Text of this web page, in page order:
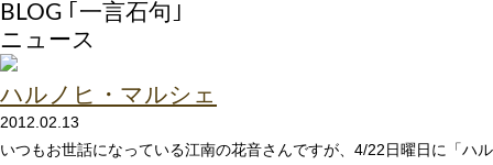
BLOG ｢一言石句｣
ニュース
ハルノヒ・マルシェ
2012.02.13
いつもお世話になっている江南の花音さんですが、4/22日曜日に「ハル